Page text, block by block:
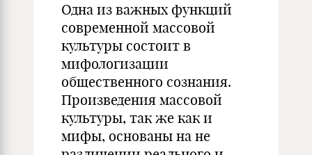
Одна из важных функций
современной массовой
культуры состоит в
мифологизации
общественного сознания.
Произведения массовой
культуры, так же как и
мифы, основаны на не